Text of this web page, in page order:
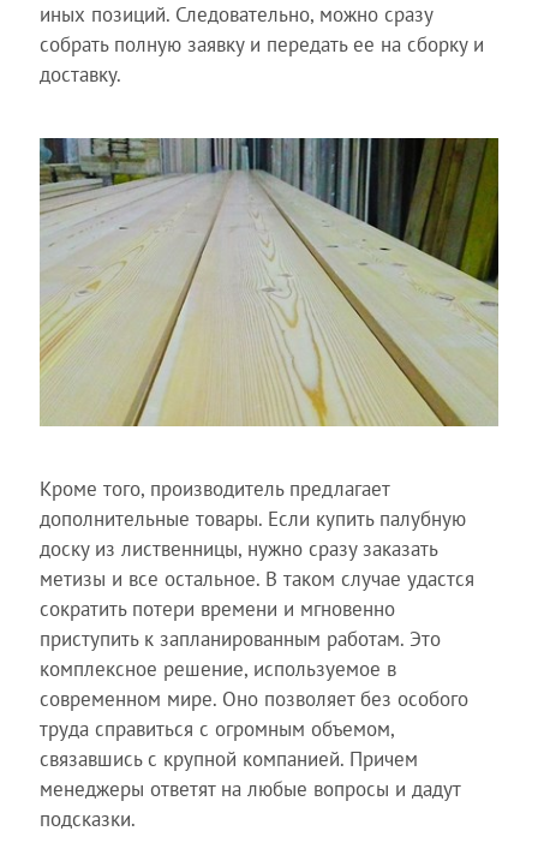
иных позиций. Следовательно, можно сразу
собрать полную заявку и передать ее на сборку и
доставку.
Кроме того, производитель предлагает
дополнительные товары. Если купить палубную
доску из лиственницы, нужно сразу заказать
метизы и все остальное. В таком случае удастся
сократить потери времени и мгновенно
приступить к запланированным работам. Это
комплексное решение, используемое в
современном мире. Оно позволяет без особого
труда справиться с огромным объемом,
связавшись с крупной компанией. Причем
менеджеры ответят на любые вопросы и дадут
подсказки.